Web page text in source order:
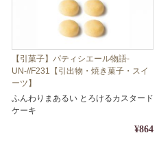
【引菓子】パティシエール物語-
UN-//F231【引出物・焼き菓子・スイ
ーツ】
ふんわりまあるい とろけるカスタード
ケーキ
¥864